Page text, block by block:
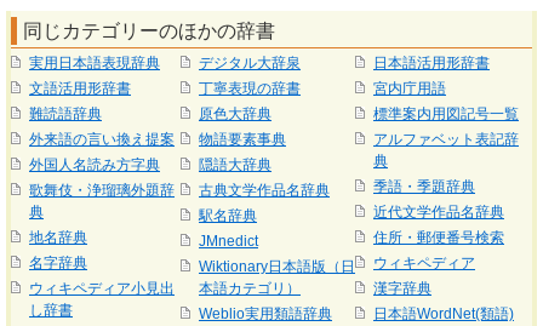
同じカテゴリーのほかの辞書
実用日本語表現辞典
文語活用形辞書
難読語辞典
外来語の言い換え提案
外国人名読み方字典
歌舞伎・浄瑠璃外題辞
典
地名辞典
名字辞典
ウィキペディア小見出
し辞書
デジタル大辞泉
丁寧表現の辞書
原色大辞典
物語要素事典
隠語大辞典
古典文学作品名辞典
駅名辞典
JMnedict
Wiktionary日本語版（日
本語カテゴリ）
Weblio実用類語辞典
日本語活用形辞書
宮内庁用語
標準案内用図記号一覧
アルファベット表記辞
典
季語・季題辞典
近代文学作品名辞典
住所・郵便番号検索
ウィキペディア
漢字辞典
日本語WordNet(類語)